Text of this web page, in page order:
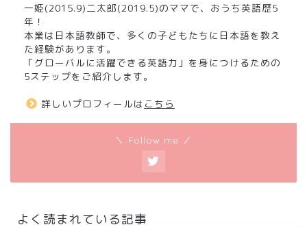
一姫(2015.9)二太郎(2019.5)のママで、おうち英語歴5
年！
本業は日本語教師で、多くの子どもたちに日本語を教え
た経験があります。
「グローバルに活躍できる英語力」を身につけるための
5ステップをご紹介します。
詳しいプロフィールは こちら
＼ Follow me ／
よく読まれている記事